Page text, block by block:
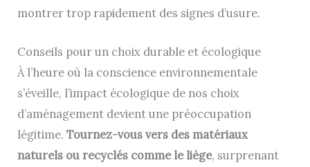
montrer trop rapidement des signes d’usure.
Conseils pour un choix durable et écologique
À l’heure où la conscience environnementale
s’éveille, l’impact écologique de nos choix
d’aménagement devient une préoccupation
légitime.Tournez-vous vers des matériaux
naturels ou recyclés comme le liège, surprenant